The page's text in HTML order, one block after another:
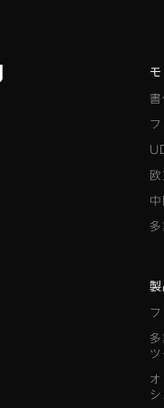
書
多
製
多
ツ
シ